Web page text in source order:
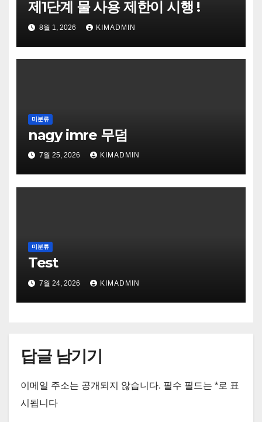
제1단계 물 사용 제한이 시행 !
8월 1, 2026 KIMADMIN
미분류
nagy imre 무덤
7월 25, 2026 KIMADMIN
미분류
Test
7월 24, 2026 KIMADMIN
답글 남기기
이메일 주소는 공개되지 않습니다. 필수 필드는 *로 표
시됩니다